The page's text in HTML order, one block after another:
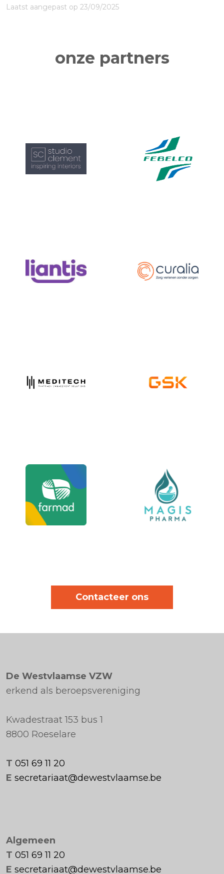
Laatst aangepast op 23/09/2025
onze partners
Contacteer ons
De Westvlaamse VZW
erkend als beroepsvereniging
Kwadestraat 153 bus 1
8800 Roeselare
T 051 69 11 20
E secretariaat@dewestvlaamse.be
Algemeen
T 051 69 11 20
E secretariaat@dewestvlaamse.be